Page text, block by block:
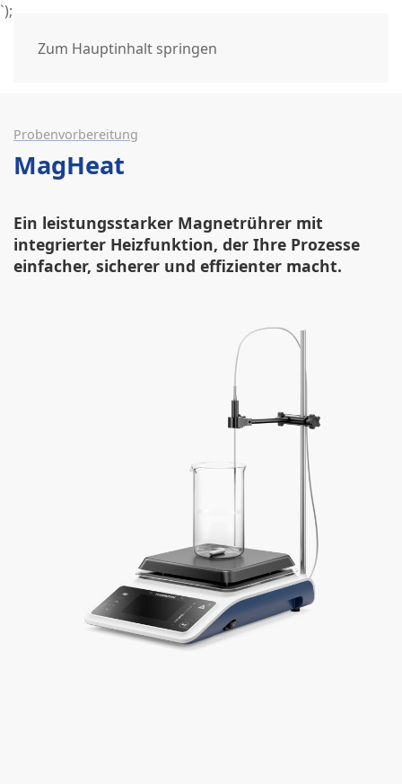
`);
Zum Hauptinhalt springen
Probenvorbereitung
MagHeat
Ein leistungsstarker Magnetrührer mit
integrierter Heizfunktion, der Ihre Prozesse
einfacher, sicherer und effizienter macht.